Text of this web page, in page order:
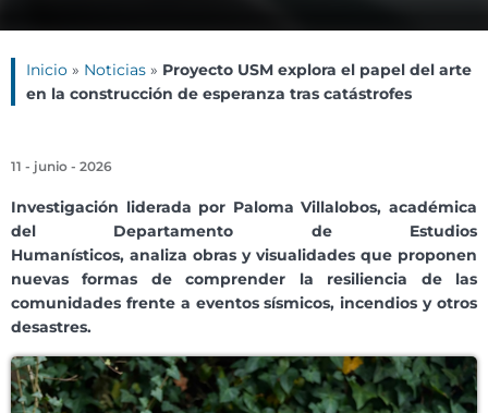
Inicio » Noticias » Proyecto USM explora el papel del arte
en la construcción de esperanza tras catástrofes
11 - junio - 2026
Investigación liderada por Paloma Villalobos, académica
del Departamento de Estudios
Humanísticos, analiza obras y visualidades que proponen
nuevas formas de comprender la resiliencia de las
comunidades frente a eventos sísmicos, incendios y otros
desastres.